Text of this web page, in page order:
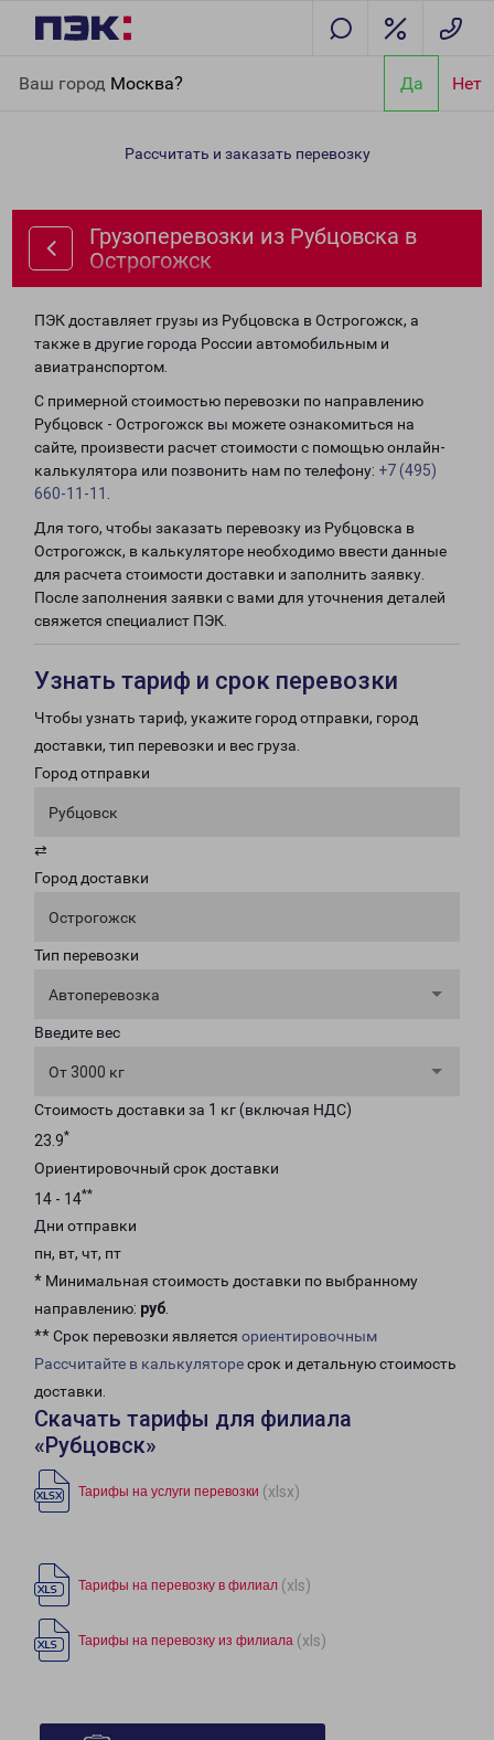
Ваш город Москва? Да Нет
Острогожск
Рассчитать и заказать перевозку
Грузоперевозки из Рубцовска в
Острогожск
ПЭК доставляет грузы из Рубцовска в Острогожск, а
также в другие города России автомобильным и
авиатранспортом.
С примерной стоимостью перевозки по направлению
Рубцовск - Острогожск вы можете ознакомиться на
сайте, произвести расчет стоимости с помощью онлайн-
калькулятора или позвонить нам по телефону: +7 (495)
660-11-11
Для того, чтобы заказать перевозку из Рубцовска в
Острогожск, в калькуляторе необходимо ввести данные
для расчета стоимости доставки и заполнить заявку.
После заполнения заявки с вами для уточнения деталей
свяжется специалист ПЭК.
Узнать тариф и срок перевозки
Чтобы узнать тариф, укажите город отправки, город
доставки, тип перевозки и вес груза.
Город отправки
Рубцовск
⇄
Город доставки
Острогожск
Тип перевозки
Автоперевозка
Введите вес
От 3000 кг
Стоимость доставки за 1 кг (включая НДС)
23.9*
Ориентировочный срок доставки
14 - 14**
Дни отправки
пн, вт, чт, пт
* Минимальная стоимость доставки по выбранному
направлению: руб.
** Срок перевозки является ориентировочным
Рассчитайте в калькуляторесрок и детальную стоимость
доставки.
Скачать тарифы для филиала
«Рубцовск»
Тарифы на услуги перевозки (xlsx)
Тарифы на перевозку в филиал (xls)
Тарифы на перевозку из филиала (xls)